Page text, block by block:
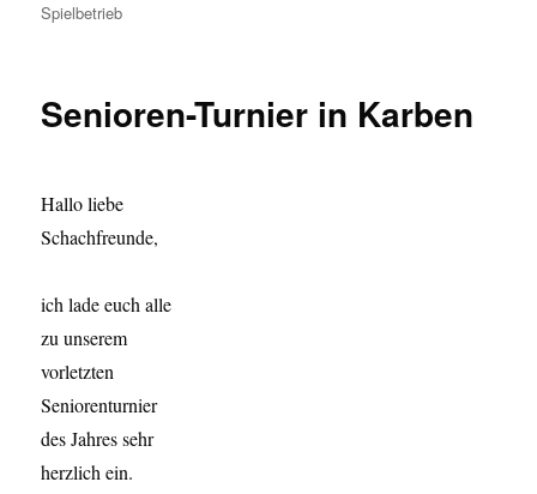
Spielbetrieb
Senioren-Turnier in Karben
Hallo liebe
Schachfreunde,
ich lade euch alle
zu unserem
vorletzten
Seniorenturnier
des Jahres sehr
herzlich ein.